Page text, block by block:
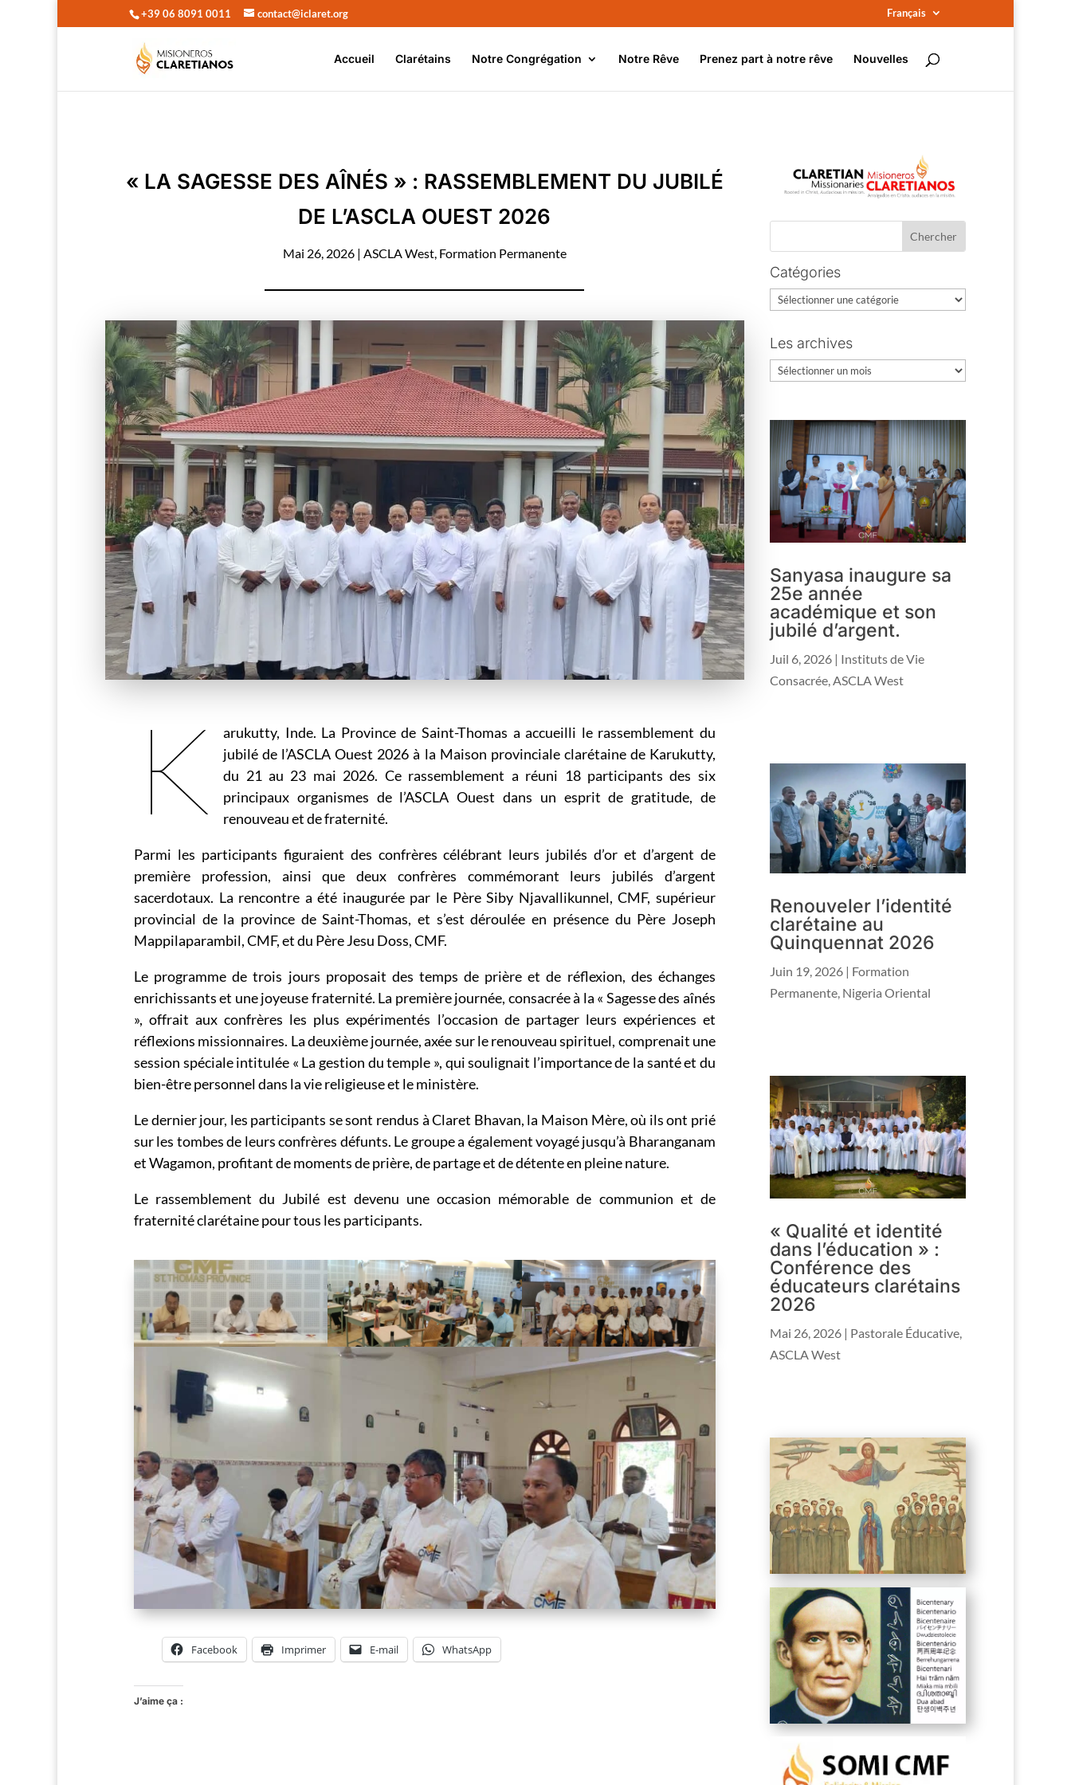
+39 06 8091 0011 contact@iclaret.org Français
Accueil Clarétains Notre Congrégation Notre Rêve Prenez part à notre rêve Nouvelles
« LA SAGESSE DES AÎNÉS » : RASSEMBLEMENT DU JUBILÉ
DE L’ASCLA OUEST 2026
Mai 26, 2026| ASCLA West, Formation Permanente
K
arukutty, Inde. La Province de Saint-Thomas a accueilli le rassemblement du
jubilé de l’ASCLA Ouest 2026 à la Maison provinciale clarétaine de Karukutty,
du 21 au 23 mai 2026. Ce rassemblement a réuni 18 participants des six
principaux organismes de l’ASCLA Ouest dans un esprit de gratitude, de
renouveau et de fraternité.
Parmi les participants figuraient des confrères célébrant leurs jubilés d’or et d’argent de
première profession, ainsi que deux confrères commémorant leurs jubilés d’argent
sacerdotaux. La rencontre a été inaugurée par le Père Siby Njavallikunnel, CMF, supérieur
provincial de la province de Saint-Thomas, et s’est déroulée en présence du Père Joseph
Mappilaparambil, CMF, et du Père Jesu Doss, CMF.
Le programme de trois jours proposait des temps de prière et de réflexion, des échanges
enrichissants et une joyeuse fraternité. La première journée, consacrée à la « Sagesse des aînés
», offrait aux confrères les plus expérimentés l’occasion de partager leurs expériences et
réflexions missionnaires. La deuxième journée, axée sur le renouveau spirituel, comprenait une
session spéciale intitulée « La gestion du temple », qui soulignait l’importance de la santé et du
bien-être personnel dans la vie religieuse et le ministère.
Le dernier jour, les participants se sont rendus à Claret Bhavan, la Maison Mère, où ils ont prié
sur les tombes de leurs confrères défunts. Le groupe a également voyagé jusqu’à Bharanganam
et Wagamon, profitant de moments de prière, de partage et de détente en pleine nature.
Le rassemblement du Jubilé est devenu une occasion mémorable de communion et de
fraternité clarétaine pour tous les participants.
Facebook Imprimer E-mail WhatsApp
J’aime ça :
Catégories
Catégories
Les archives
Les
Sanyasa inaugure sa
25e année
académique et son
jubilé d’argent.
Juil 6, 2026 | Instituts de Vie
Consacrée,ASCLA West
Renouveler l’identité
clarétaine au
Quinquennat 2026
Juin 19, 2026 | Formation
Permanente, Nigeria Oriental
« Qualité et identité
dans l’éducation » :
Conférence des
éducateurs clarétains
2026
Mai 26, 2026 | Pastorale Éducative,
ASCLA West